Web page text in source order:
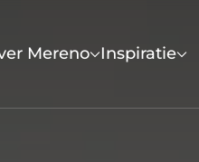
Mereno Inspiratie